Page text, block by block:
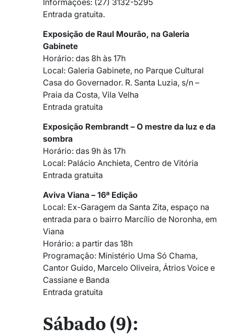
Informações: (27) 3132-5295
Entrada gratuita.
Exposição de Raul Mourão, na Galeria
Gabinete
Horário: das 8h às 17h
Local: Galeria Gabinete, no Parque Cultural
Casa do Governador. R. Santa Luzia, s/n –
Praia da Costa, Vila Velha
Entrada gratuita
Exposição Rembrandt – O mestre da luz e da
sombra
Horário: das 9h às 17h
Local: Palácio Anchieta, Centro de Vitória
Entrada gratuita
Aviva Viana – 16ª Edição
Local: Ex-Garagem da Santa Zita, espaço na
entrada para o bairro Marcílio de Noronha, em
Viana
Horário: a partir das 18h
Programação: Ministério Uma Só Chama,
Cantor Guido, Marcelo Oliveira, Átrios Voice e
Cassiane e Banda
Entrada gratuita
Sábado (9):